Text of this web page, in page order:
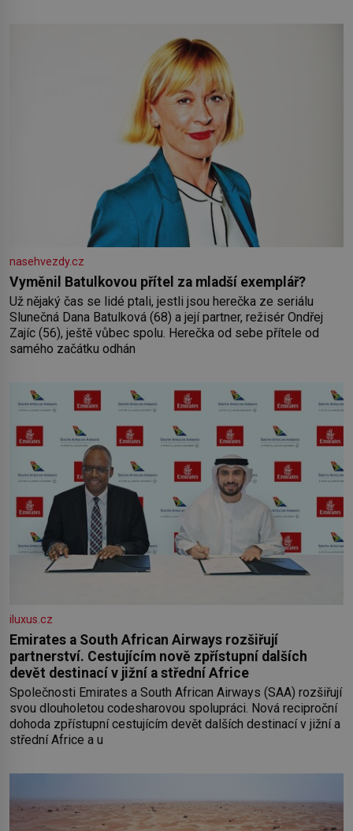
nasehvezdy.cz
Vyměnil Batulkovou přítel za mladší exemplář?
Už nějaký čas se lidé ptali, jestli jsou herečka ze seriálu
Slunečná Dana Batulková (68) a její partner, režisér Ondřej
Zajíc (56), ještě vůbec spolu. Herečka od sebe přítele od
samého začátku odhán
iluxus.cz
Emirates a South African Airways rozšiřují
partnerství. Cestujícím nově zpřístupní dalších
devět destinací v jižní a střední Africe
Společnosti Emirates a South African Airways (SAA) rozšiřují
svou dlouholetou codesharovou spolupráci. Nová reciproční
dohoda zpřístupní cestujícím devět dalších destinací v jižní a
střední Africe a u